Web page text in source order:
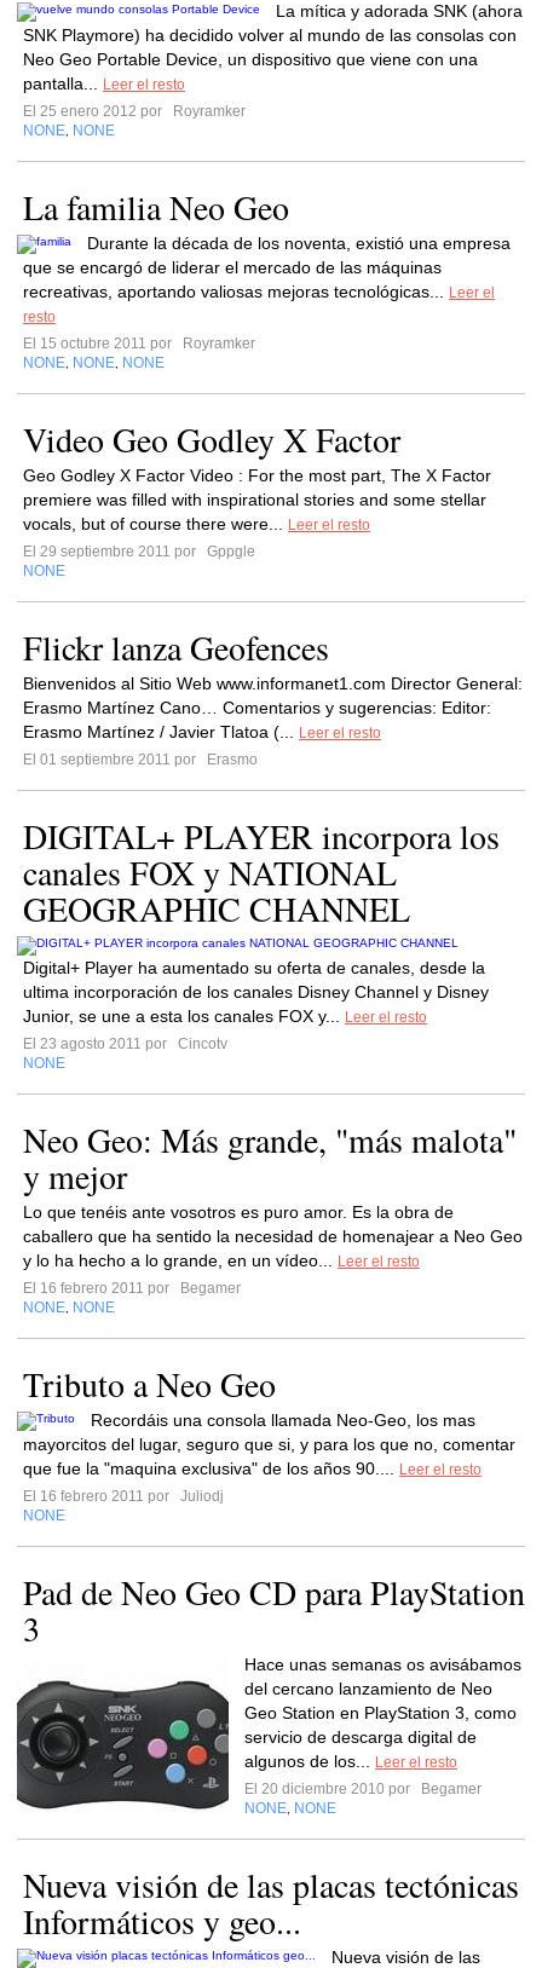
La mítica y adorada SNK (ahora
SNK Playmore) ha decidido volver al mundo de las consolas con
Neo Geo Portable Device, un dispositivo que viene con una
pantalla...
Leer el resto
El 25 enero 2012 por
Royramker
NONE NONE
La familia Neo Geo
Durante la década de los noventa, existió una empresa
que se encargó de liderar el mercado de las máquinas
recreativas, aportando valiosas mejoras tecnológicas...
Leer el
resto
El 15 octubre 2011 por
Royramker
NONE NONE NONE
Video Geo Godley X Factor
Geo Godley X Factor Video : For the most part, The X Factor
premiere was filled with inspirational stories and some stellar
vocals, but of course there were...
Leer el resto
El 29 septiembre 2011 por
Gppgle
NONE
Flickr lanza Geofences
Bienvenidos al Sitio Web www.informanet1.com Director General:
Erasmo Martínez Cano… Comentarios y sugerencias: Editor:
Erasmo Martínez / Javier Tlatoa (...
Leer el resto
El 01 septiembre 2011 por
Erasmo
DIGITAL+ PLAYER incorpora los
canales FOX y NATIONAL
GEOGRAPHIC CHANNEL
Digital+ Player ha aumentado su oferta de canales, desde la
ultima incorporación de los canales Disney Channel y Disney
Junior, se une a esta los canales FOX y...
Leer el resto
El 23 agosto 2011 por
Cincotv
NONE
Neo Geo: Más grande, "más malota"
y mejor
Lo que tenéis ante vosotros es puro amor. Es la obra de
caballero que ha sentido la necesidad de homenajear a Neo Geo
y lo ha hecho a lo grande, en un vídeo...
Leer el resto
El 16 febrero 2011 por
Begamer
NONE NONE
Tributo a Neo Geo
Recordáis una consola llamada Neo-Geo, los mas
mayorcitos del lugar, seguro que si, y para los que no, comentar
que fue la "maquina exclusiva" de los años 90....
Leer el resto
El 16 febrero 2011 por
Juliodj
NONE
Pad de Neo Geo CD para PlayStation
3
Hace unas semanas os avisábamos
del cercano lanzamiento de Neo
Geo Station en PlayStation 3, como
servicio de descarga digital de
algunos de los...
Leer el resto
El 20 diciembre 2010 por
Begamer
NONE NONE
Nueva visión de las placas tectónicas
Informáticos y geo...
Nueva visión de las